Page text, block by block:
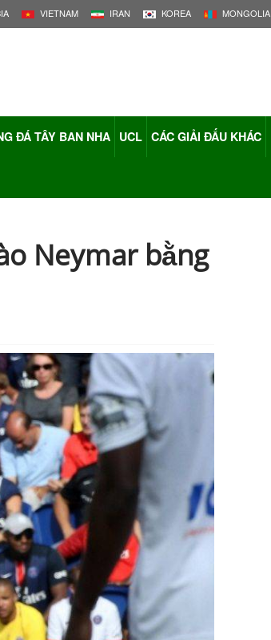
VIETNAM IRAN KOREA MONGOLIA
ĐÁ TÂY BAN NHA UCL CÁC GIẢI ĐẤU KHÁC
Neymar bằng